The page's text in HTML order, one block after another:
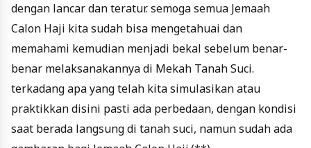
dengan lancar dan teratur. semoga semua Jemaah
Calon Haji kita sudah bisa mengetahuai dan
memahami kemudian menjadi bekal sebelum benar-
benar melaksanakannya di Mekah Tanah Suci.
terkadang apa yang telah kita simulasikan atau
praktikkan disini pasti ada perbedaan, dengan kondisi
saat berada langsung di tanah suci, namun sudah ada